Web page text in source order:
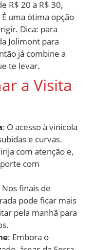
R$ 20 a R$ 30,
uma ótima opção
Dica: para
Jolimont para
já combine a
te levar.
a Visita
: O acesso à vinícola
e curvas.
com atenção e,
com
Nos finais de
pode ficar mais
pela manhã para
: Embora o